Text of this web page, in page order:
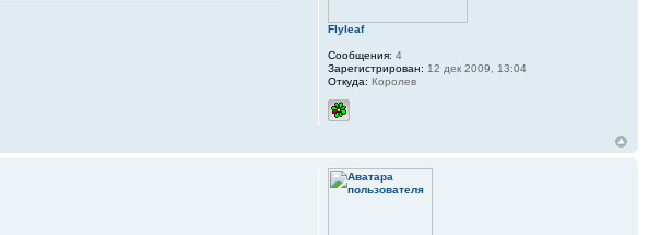
Flyleaf
Сообщения: 4
Зарегистрирован: 12 дек 2009, 13:04
Откуда: Королев